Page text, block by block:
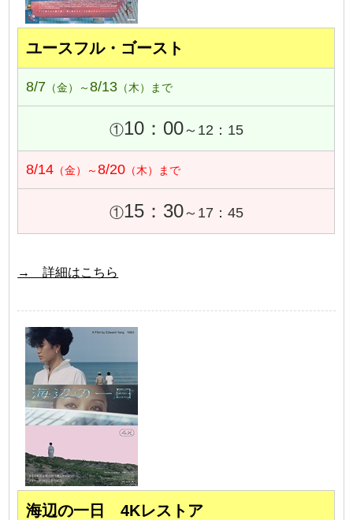
ユースフル・ゴースト
8/7 （金）～8/13 （木）まで
①10：00～12：15
8/14 （金）～8/20 （木）まで
①15：30～17：45
→ 詳細はこちら
海辺の一日 4Kレストア